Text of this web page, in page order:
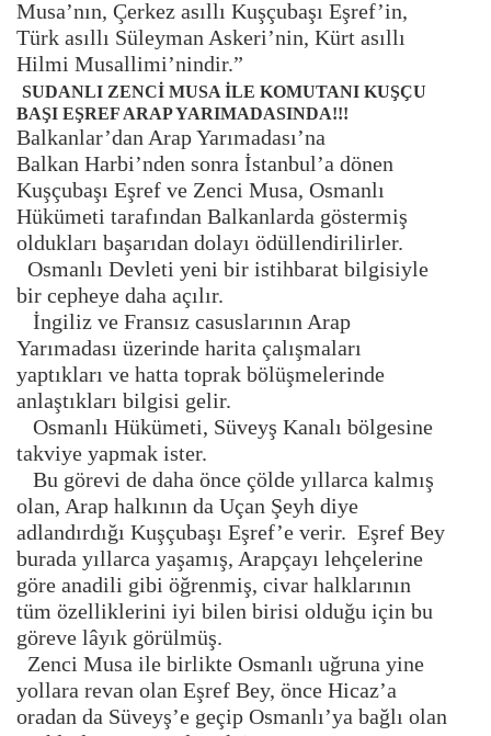
Musa’nın, Çerkez asıllı Kuşçubaşı Eşref’in,
Türk asıllı Süleyman Askeri’nin, Kürt asıllı
Hilmi Musallimi’nindir.”
SUDANLI ZENCİ MUSA İLE KOMUTANI KUŞÇU
BAŞI EŞREF ARAP YARIMADASINDA!!!
Balkanlar’dan Arap Yarımadası’na
Balkan Harbi’nden sonra İstanbul’a dönen
Kuşçubaşı Eşref ve Zenci Musa, Osmanlı
Hükümeti tarafından Balkanlarda göstermiş
oldukları başarıdan dolayı ödüllendirilirler.
Osmanlı Devleti yeni bir istihbarat bilgisiyle
bir cepheye daha açılır.
İngiliz ve Fransız casuslarının Arap
Yarımadası üzerinde harita çalışmaları
yaptıkları ve hatta toprak bölüşmelerinde
anlaştıkları bilgisi gelir.
Osmanlı Hükümeti, Süveyş Kanalı bölgesine
takviye yapmak ister.
Bu görevi de daha önce çölde yıllarca kalmış
olan, Arap halkının da Uçan Şeyh diye
adlandırdığı Kuşçubaşı Eşref’e verir. Eşref Bey
burada yıllarca yaşamış, Arapçayı lehçelerine
göre anadili gibi öğrenmiş, civar halklarının
tüm özelliklerini iyi bilen birisi olduğu için bu
göreve lâyık görülmüş.
Zenci Musa ile birlikte Osmanlı uğruna yine
yollara revan olan Eşref Bey, önce Hicaz’a
oradan da Süveyş’e geçip Osmanlı’ya bağlı olan